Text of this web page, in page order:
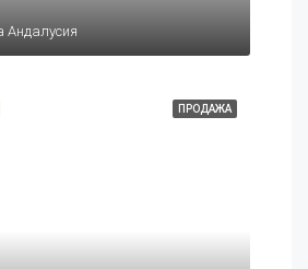
Андалусия
ПРОДАЖА